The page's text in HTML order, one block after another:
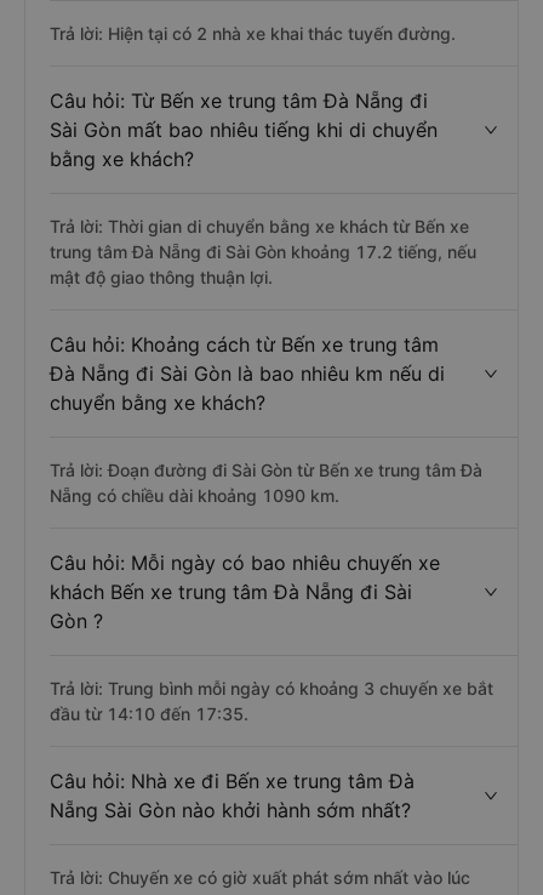
Trả lời: Hiện tại có 2 nhà xe khai thác tuyến đường.
Câu hỏi: Từ Bến xe trung tâm Đà Nẵng đi
Sài Gòn mất bao nhiêu tiếng khi di chuyển
bằng xe khách?
Trả lời: Thời gian di chuyển bằng xe khách từ Bến xe
trung tâm Đà Nẵng đi Sài Gòn khoảng 17.2 tiếng, nếu
mật độ giao thông thuận lợi.
Câu hỏi: Khoảng cách từ Bến xe trung tâm
Đà Nẵng đi Sài Gòn là bao nhiêu km nếu di
chuyển bằng xe khách?
Trả lời: Đoạn đường đi Sài Gòn từ Bến xe trung tâm Đà
Nẵng có chiều dài khoảng 1090 km.
Câu hỏi: Mỗi ngày có bao nhiêu chuyến xe
khách Bến xe trung tâm Đà Nẵng đi Sài
Gòn ?
Trả lời: Trung bình mỗi ngày có khoảng 3 chuyến xe bắt
đầu từ 14:10 đến 17:35.
Câu hỏi: Nhà xe đi Bến xe trung tâm Đà
Nẵng Sài Gòn nào khởi hành sớm nhất?
Trả lời: Chuyến xe có giờ xuất phát sớm nhất vào lúc